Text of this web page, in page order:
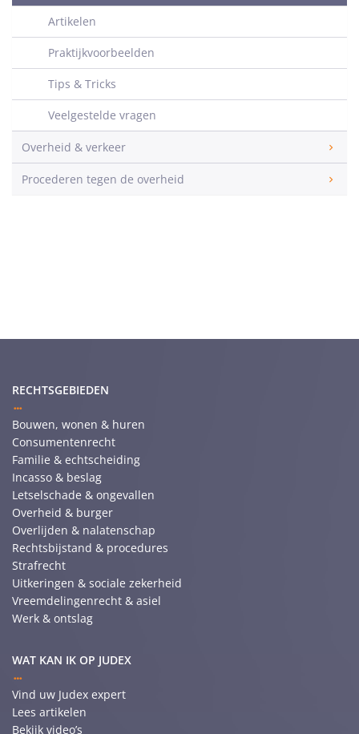
Artikelen
Praktijkvoorbeelden
Tips & Tricks
Veelgestelde vragen
Overheid & verkeer
Procederen tegen de overheid
RECHTSGEBIEDEN
Bouwen, wonen & huren
Consumentenrecht
Familie & echtscheiding
Incasso & beslag
Letselschade & ongevallen
Overheid & burger
Overlijden & nalatenschap
Rechtsbijstand & procedures
Strafrecht
Uitkeringen & sociale zekerheid
Vreemdelingenrecht & asiel
Werk & ontslag
WAT KAN IK OP JUDEX
Vind uw Judex expert
Lees artikelen
Bekijk video’s